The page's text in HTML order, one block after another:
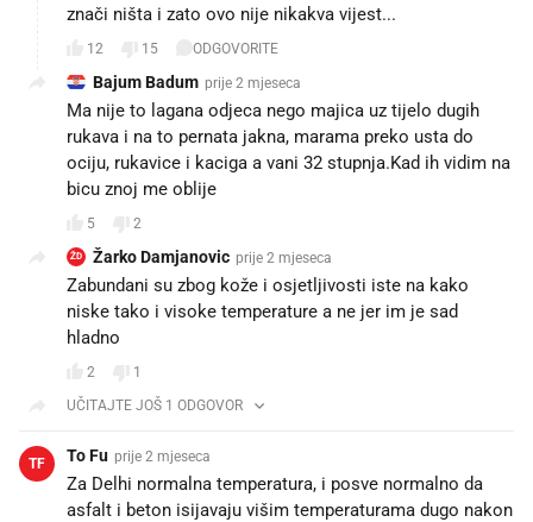
znači ništa i zato ovo nije nikakva vijest...
12 15 ODGOVORITE
Bajum Badum prije 2 mjeseca
Ma nije to lagana odjeca nego majica uz tijelo dugih
rukava i na to pernata jakna, marama preko usta do
ociju, rukavice i kaciga a vani 32 stupnja.Kad ih vidim na
bicu znoj me oblije
5 2
ŽD Žarko Damjanovic prije 2 mjeseca
Zabundani su zbog kože i osjetljivosti iste na kako
niske tako i visoke temperature a ne jer im je sad
hladno
2
1
UČITAJTE JOŠ 1 ODGOVOR
TF To Fu prije 2 mjeseca
Za Delhi normalna temperatura, i posve normalno da
asfalt i beton isijavaju višim temperaturama dugo nakon